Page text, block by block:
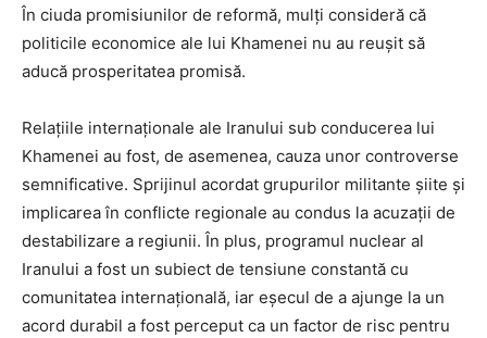
În ciuda promisiunilor de reformă, mulți consideră că
politicile economice ale lui Khamenei nu au reușit să
aducă prosperitatea promisă.
Relațiile internaționale ale Iranului sub conducerea lui
Khamenei au fost, de asemenea, cauza unor controverse
semnificative. Sprijinul acordat grupurilor militante șiite și
implicarea în conflicte regionale au condus la acuzații de
destabilizare a regiunii. În plus, programul nuclear al
Iranului a fost un subiect de tensiune constantă cu
comunitatea internațională, iar eșecul de a ajunge la un
acord durabil a fost perceput ca un factor de risc pentru